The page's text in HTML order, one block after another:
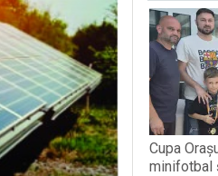
copii au participat la
străinătate
avansează conform
Cupa
minifotbal